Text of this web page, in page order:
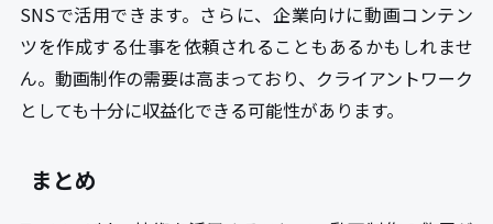
SNSで活用できます。さらに、企業向けに動画コンテン
ツを作成する仕事を依頼されることもあるかもしれませ
ん。動画制作の需要は高まっており、クライアントワーク
としても十分に収益化できる可能性があります。
まとめ